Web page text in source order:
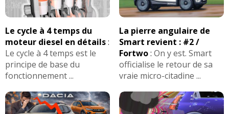
Le cycle à 4 temps du
moteur diesel en détails:
Le cycle à 4 temps est le
principe de base du
fonctionnement ...
La pierre angulaire de
Smart revient : #2 /
Fortwo: On y est. Smart
officialise le retour de sa
vraie micro-citadine ...